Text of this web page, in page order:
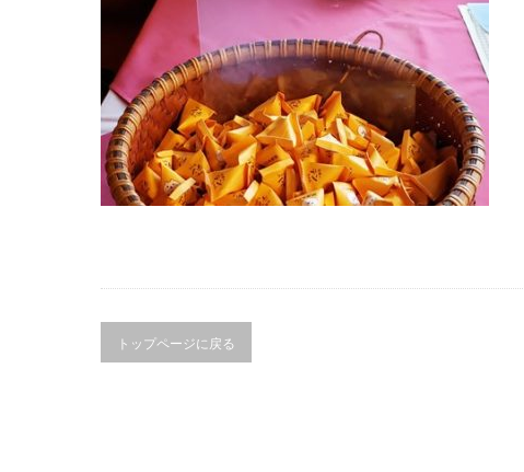
トップページに戻る